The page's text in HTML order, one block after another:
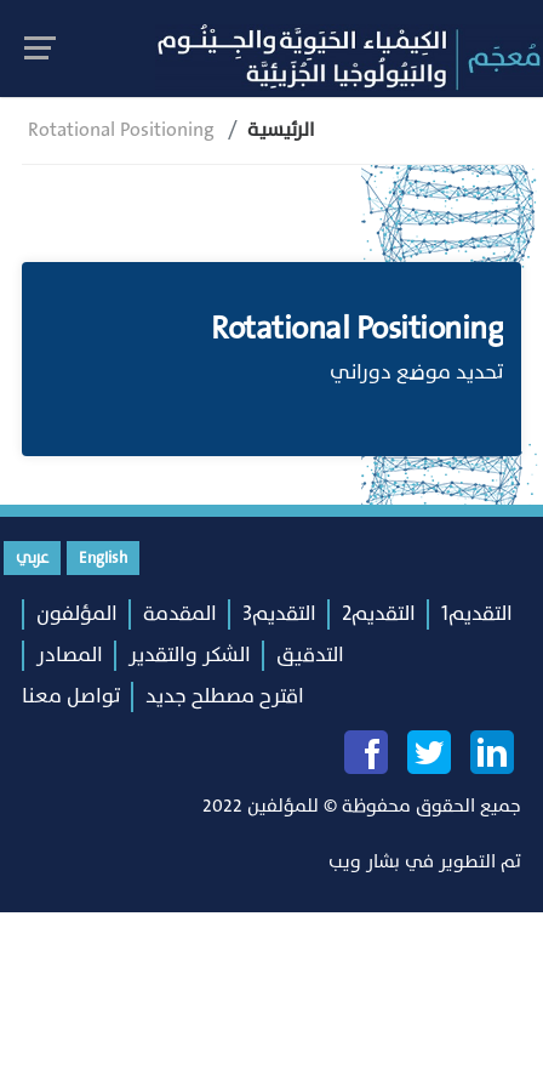
Rotational Positioning الرئيسية
Rotational Positioning
تحديد موضع دوراني
English عربي
التقديم1 التقديم2 التقديم3 المقدمة
المؤلفون
التدقيق
الشكر والتقدير
المصادر
اقترح مصطلح جديد
تواصل معنا
جميع الحقوق محفوظة © للمؤلفين 2022
تم التطوير في بشار ويب